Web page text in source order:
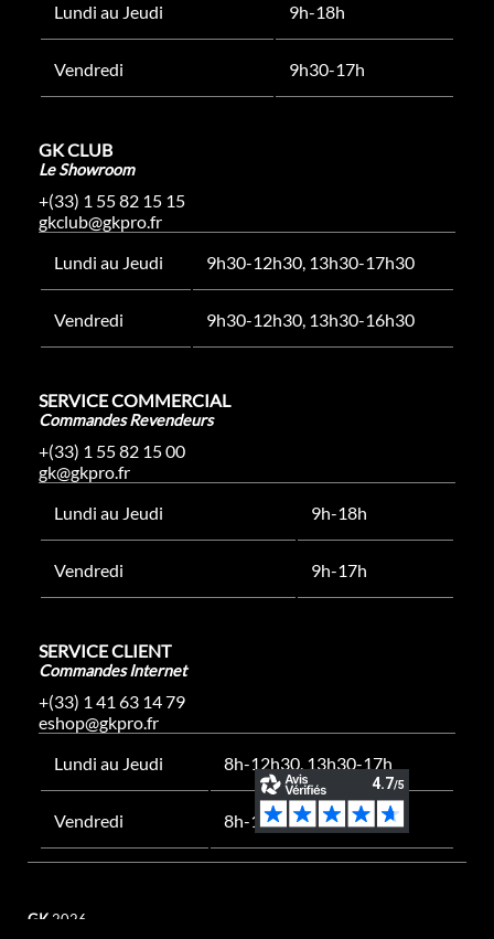
Lundi au Jeudi
9h-18h
Vendredi 9h30-17h
GK CLUB
Le Showroom
+(33) 1 55 82 15 15
gkclub@gkpro.fr
Lundi au Jeudi
9h30-12h30, 13h30-17h30
Vendredi 9h30-12h30, 13h30-16h30
SERVICE COMMERCIAL
Commandes Revendeurs
+(33) 1 55 82 15 00
gk@gkpro.fr
Lundi au Jeudi
9h-18h
Vendredi 9h-17h
SERVICE CLIENT
Commandes Internet
+(33) 1 41 63 14 79
eshop@gkpro.fr
Lundi au Jeudi
8h-12h30, 13h30-17h
Vendredi 8h-12h30, 13h30-16h
GK 2026